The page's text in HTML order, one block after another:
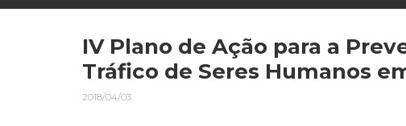
IV Plano de Ação para a
Tráfico de Seres Humanos
2018/04/03